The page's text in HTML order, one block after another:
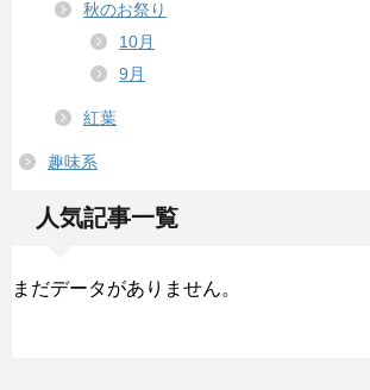
秋のお祭り
10月
9月
紅葉
趣味系
人気記事一覧
まだデータがありません。